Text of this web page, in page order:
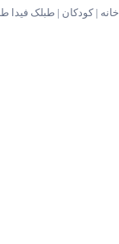
|کودکان|طبلک فیدا طرح